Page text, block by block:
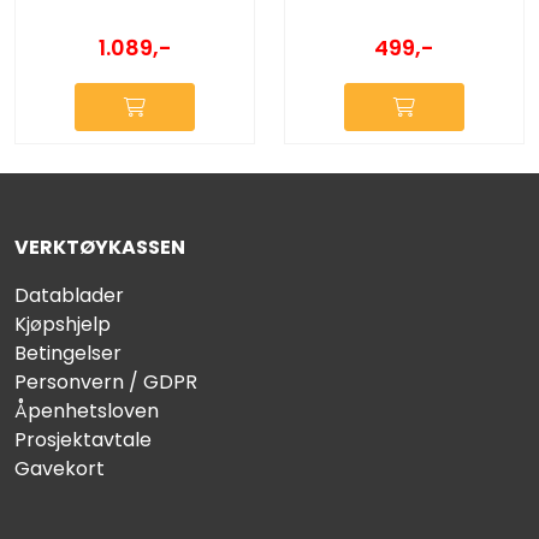
1.089,- 499,-
VERKTØYKASSEN
Datablader
Kjøpshjelp
Betingelser
Personvern / GDPR
Åpenhetsloven
Prosjektavtale
Gavekort